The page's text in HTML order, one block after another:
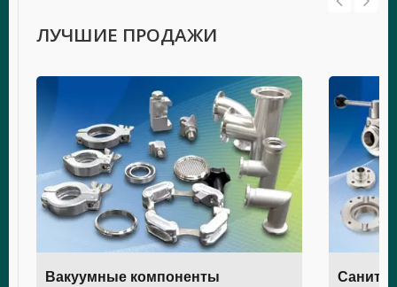
ЛУЧШИЕ ПРОДАЖИ
Вакуумные компоненты